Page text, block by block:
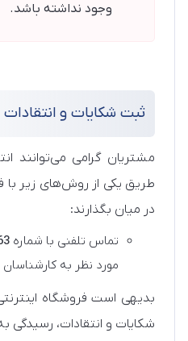
وجود نداشته باشد.
ثبت شکایات و انتقادات
مشتریان گرامی می‌توانند
طریق یکی از روش‌های زیر با
در میان بگذارند:
تماس تلفنی با شماره
مورد نظر به کارشناسان
بدیهی است فروشگاه
شکایات و انتقادات،